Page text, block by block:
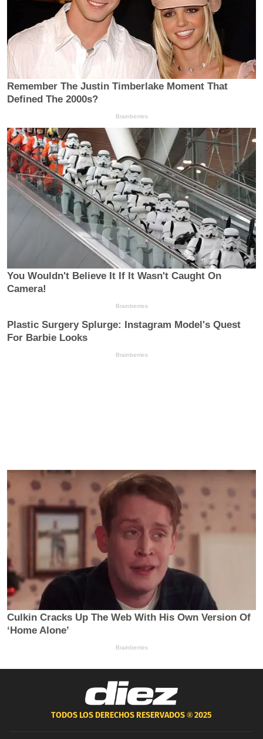
TODOS LOS DERECHOS RESERVADOS ®2025